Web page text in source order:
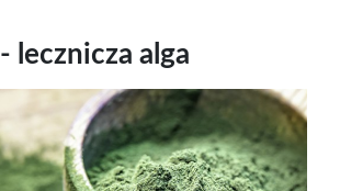
lecznicza alga